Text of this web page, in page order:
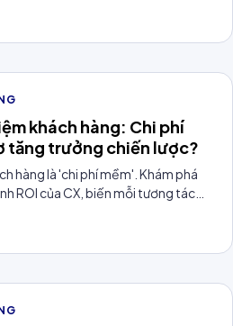
khách hàng: Chi phí
tăng trưởng chiến lược?
hàng là 'chi phí mềm'. Khám phá
ROI của CX, biến mỗi tương tác